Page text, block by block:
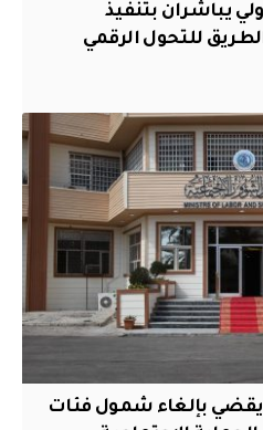
يباشران بتنفيذ
للتحول الرقمي
يقضي بإلغاء شمول فئات